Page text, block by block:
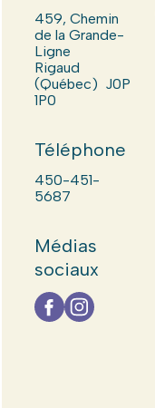
459, Chemin
de la Grande-
Ligne
Rigaud
(Québec) J0P
1P0
Téléphone
450-451-
5687
Médias
sociaux